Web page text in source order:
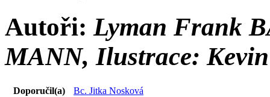
Autoři: Lyman Frank
MANN, Ilustrace:
Doporučil(a)
Bc. Jitka Nosková